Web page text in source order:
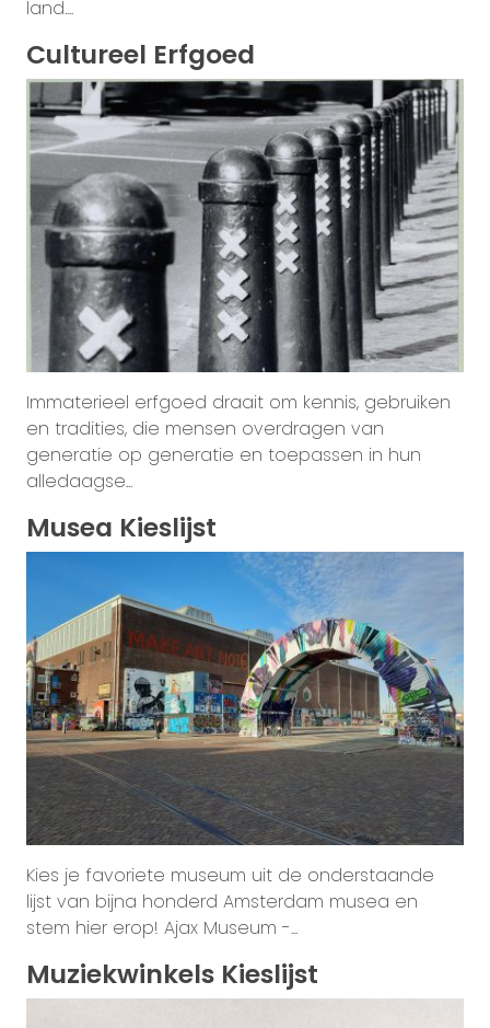
land....
Cultureel Erfgoed
Immaterieel erfgoed draait om kennis, gebruiken
en tradities, die mensen overdragen van
generatie op generatie en toepassen in hun
alledaagse...
Musea Kieslijst
Kies je favoriete museum uit de onderstaande
lijst van bijna honderd Amsterdam musea en
stem hier erop! Ajax Museum -...
Muziekwinkels Kieslijst